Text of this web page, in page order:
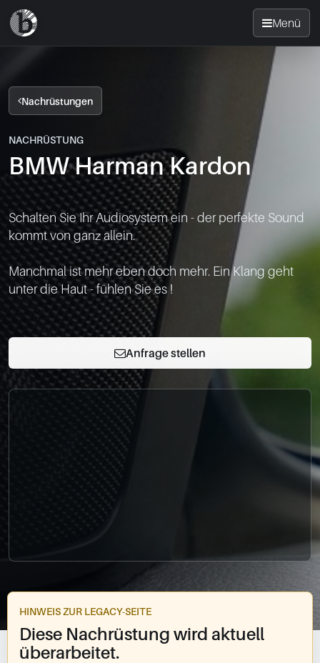
Menü
Nachrüsten
News
FAQ
Standorte
Kontakt
0049-861-900290
info@bimmer-manufaktur.de
Nachrüstungen
NACHRÜSTUNG
BMW Harman Kardon
Schalten Sie Ihr Audiosystem ein - der perfekte Sound
kommt von ganz allein.
Manchmal ist mehr eben doch mehr. Ein Klang geht
unter die Haut - fühlen Sie es !
Anfrage stellen
HINWEIS ZUR LEGACY-SEITE
Diese Nachrüstung wird aktuell
überarbeitet.